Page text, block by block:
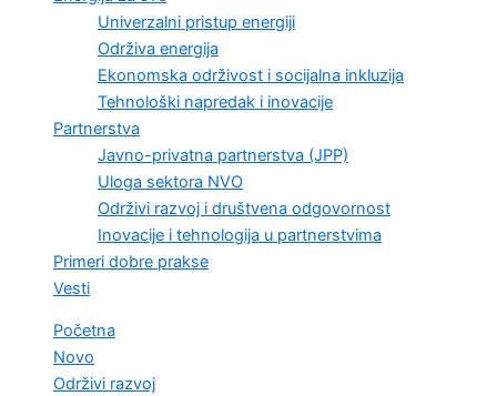
Univerzalni pristup energiji
Održiva energija
Ekonomska održivost i socijalna inkluzija
Tehnološki napredak i inovacije
Partnerstva
Javno-privatna partnerstva (JPP)
Uloga sektora NVO
Održivi razvoj i društvena odgovornost
Inovacije i tehnologija u partnerstvima
Primeri dobre prakse
Vesti
Početna
Novo
Održivi razvoj